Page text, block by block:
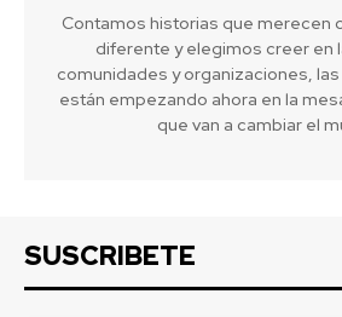
Contamos historias que merecen
diferente y elegimos creer en
comunidades y organizaciones,
están empezando ahora en la
que van a cambiar el
SUSCRIBETE